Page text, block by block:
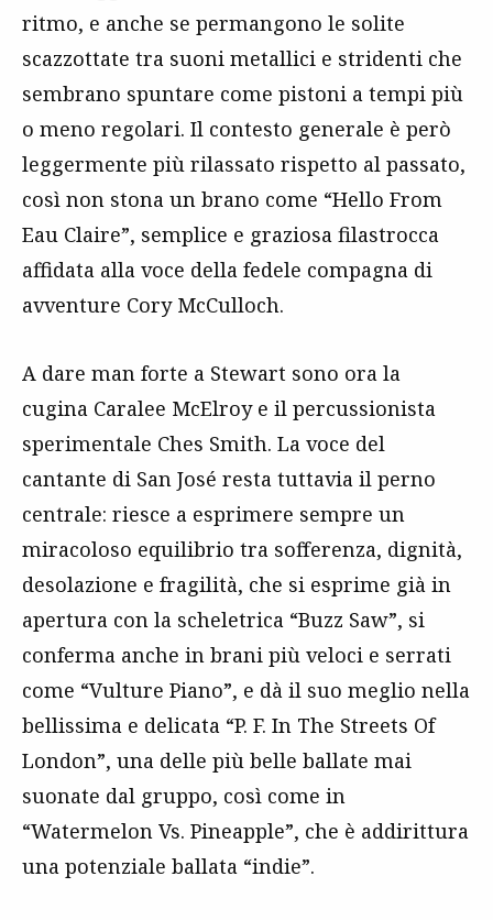
ritmo, e anche se permangono le solite
scazzottate tra suoni metallici e stridenti che
sembrano spuntare come pistoni a tempi più
o meno regolari. Il contesto generale è però
leggermente più rilassato rispetto al passato,
così non stona un brano come “Hello From
Eau Claire”, semplice e graziosa filastrocca
affidata alla voce della fedele compagna di
avventure Cory McCulloch.
A dare man forte a Stewart sono ora la
cugina Caralee McElroy e il percussionista
sperimentale Ches Smith. La voce del
cantante di San José resta tuttavia il perno
centrale: riesce a esprimere sempre un
miracoloso equilibrio tra sofferenza, dignità,
desolazione e fragilità, che si esprime già in
apertura con la scheletrica “Buzz Saw”, si
conferma anche in brani più veloci e serrati
come “Vulture Piano”, e dà il suo meglio nella
bellissima e delicata “P. F. In The Streets Of
London”, una delle più belle ballate mai
suonate dal gruppo, così come in
“Watermelon Vs. Pineapple”, che è addirittura
una potenziale ballata “indie”.